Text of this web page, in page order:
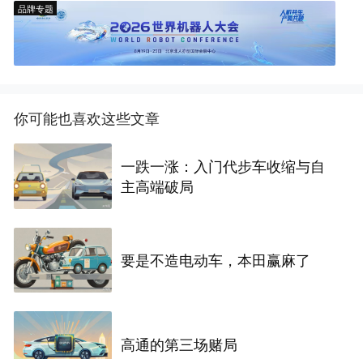
品牌专题
你可能也喜欢这些文章
一跌一涨：入门代步车收缩与自
主高端破局
要是不造电动车，本田赢麻了
高通的第三场赌局